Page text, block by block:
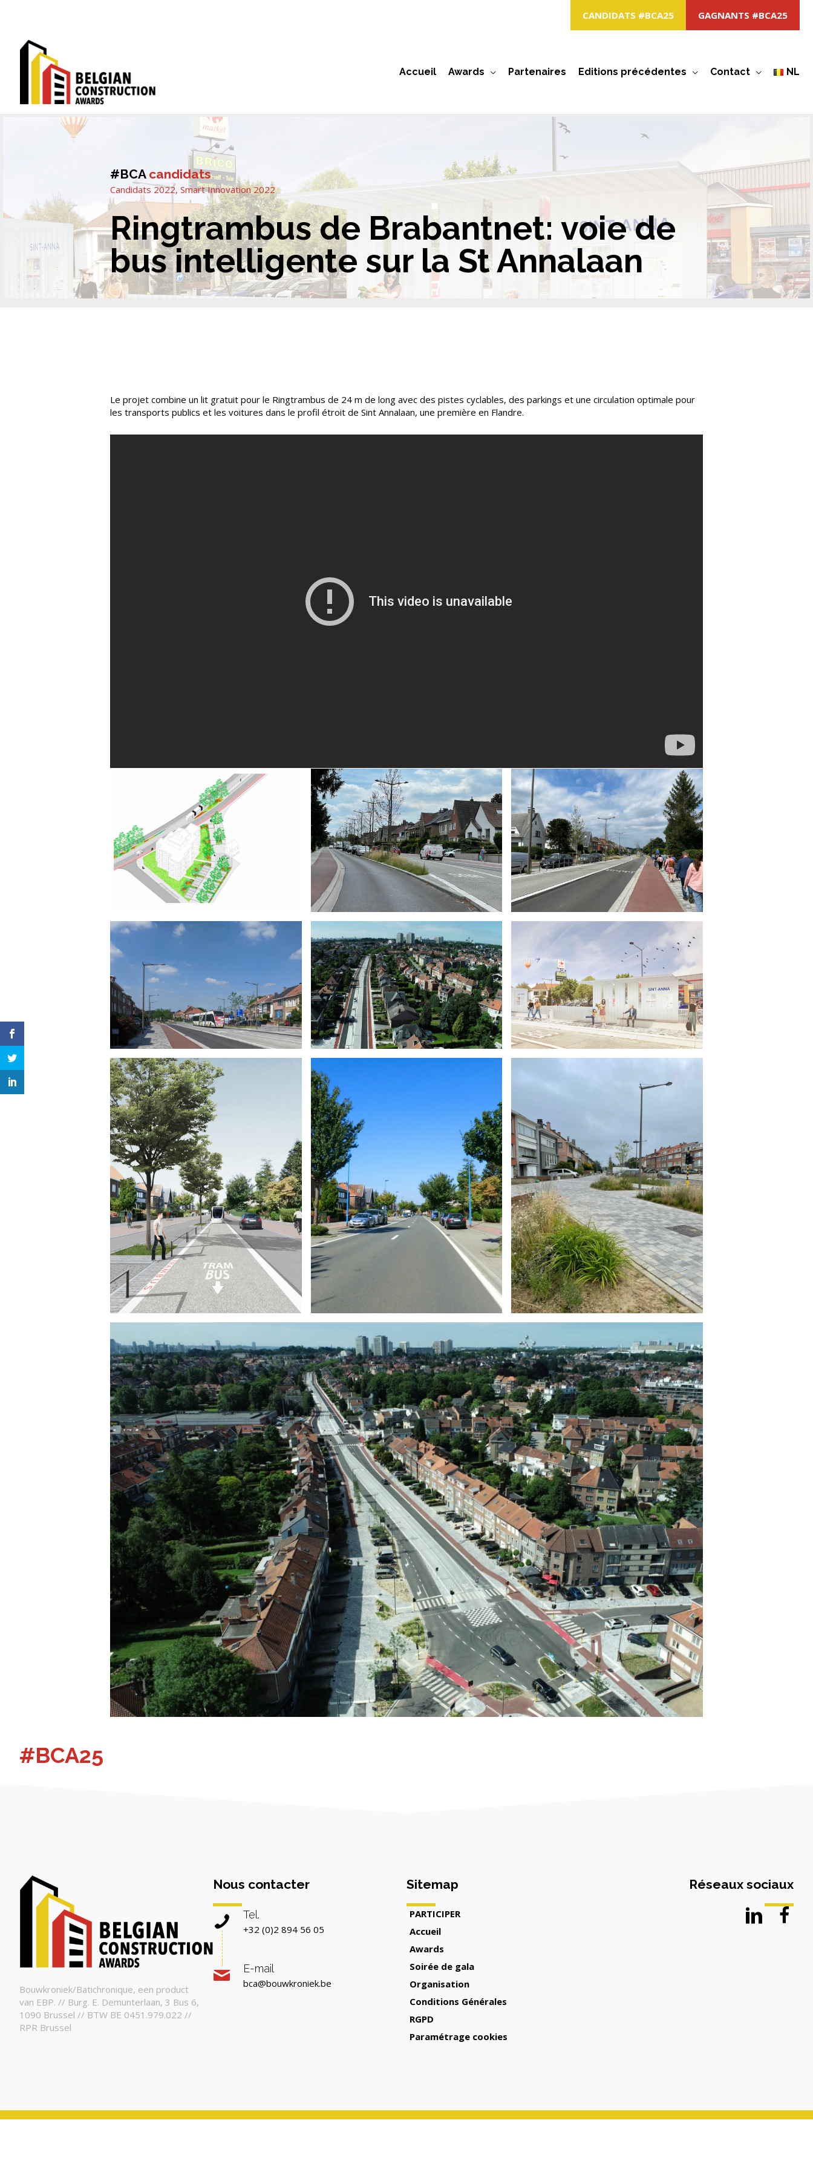
CANDIDATS #BCA25 GAGNANTS #BCA25
Accueil Awards Partenaires Editions précédentes Contact NL
#BCA candidats
Candidats 2022, Smart Innovation 2022
Ringtrambus de Brabantnet: voie de
bus intelligente sur la St Annalaan
Le projet combine un lit gratuit pour le Ringtrambus de 24 m de long avec des pistes cyclables, des parkings et une circulation optimale pour
les transports publics et les voitures dans le profil étroit de Sint Annalaan, une première en Flandre.
#BCA25
Bouwkroniek/Batichronique, een product
van EBP. // Burg. E. Demunterlaan, 3 Bus 6,
1090 Brussel // BTW BE 0451.979.022 //
RPR Brussel
Nous contacter
Tel.
+32 (0)2 894 56 05
E-mail
bca@bouwkroniek.be
Sitemap
PARTICIPER
Accueil
Awards
Soirée de gala
Organisation
Conditions Générales
RGPD
Paramétrage cookies
Réseaux sociaux